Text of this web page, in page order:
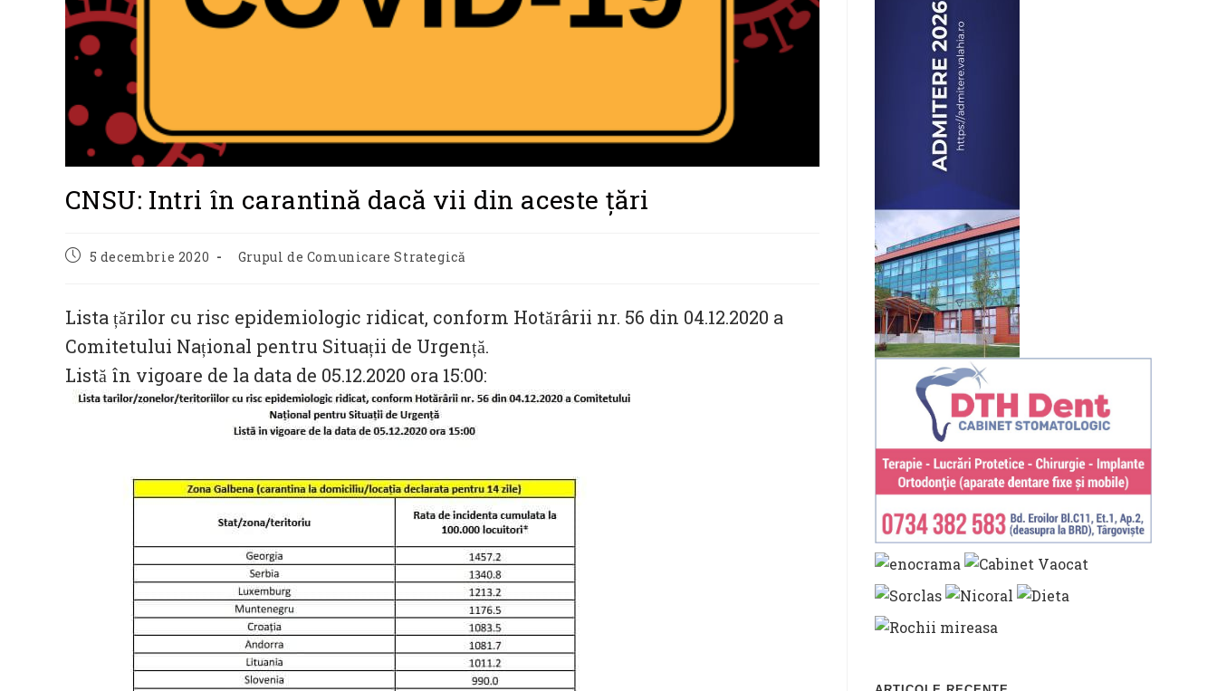
CNSU: Intri în carantină dacă vii din aceste țări
Post5 decembrie 2020
Post
Grupul de Comunicare Strategică
Lista țărilor cu risc epidemiologic ridicat, conform Hotărârii nr. 56 din 04.12.2020 a
Comitetului Național pentru Situații de Urgență.
Listă în vigoare de la data de 05.12.2020 ora 15:00: